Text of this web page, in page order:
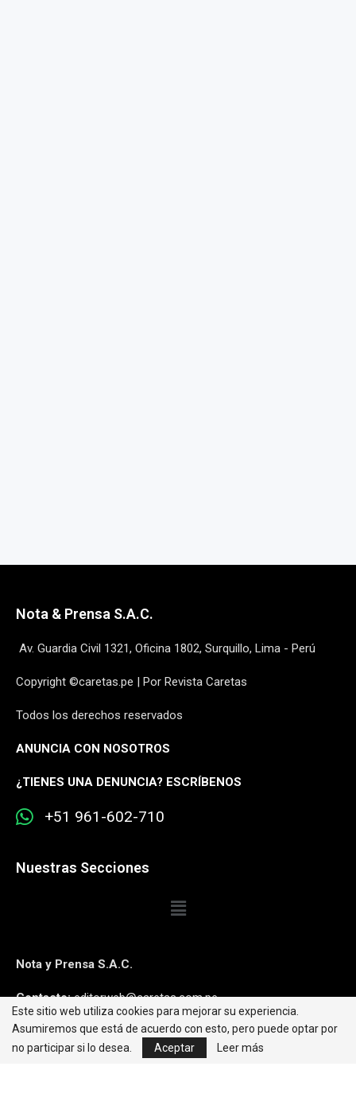
Nota & Prensa S.A.C.
Av. Guardia Civil 1321, Oficina 1802, Surquillo, Lima - Perú
Copyright ©caretas.pe | Por Revista Caretas
Todos los derechos reservados
ANUNCIA CON NOSOTROS
¿TIENES UNA DENUNCIA? ESCRÍBENOS
+51 961-602-710
Nuestras Secciones
Nota y Prensa S.A.C.
Contacto:editorweb@caretas.com.pe
Síguenos:
Este sitio web utiliza cookies para mejorar su experiencia.
Asumiremos que está de acuerdo con esto, pero puede optar por
no participar si lo desea.
Aceptar Leer más